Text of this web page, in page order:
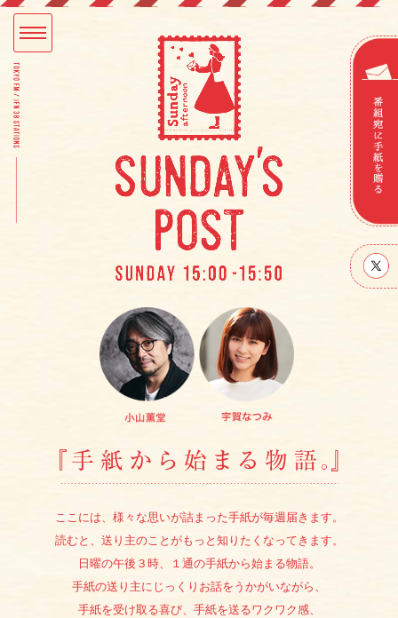
ここには、様々な思いが詰まった手紙が毎週届きます。
読むと、送り主のことがもっと知りたくなってきます。
日曜の午後３時、１通の手紙から始まる物語。
手紙の送り主にじっくりお話をうかがいながら、
手紙を受け取る喜び、手紙を送るワクワク感、